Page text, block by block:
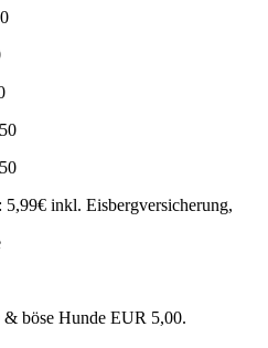
inkl. Eisbergversicherung,
böse Hunde EUR 5,00.